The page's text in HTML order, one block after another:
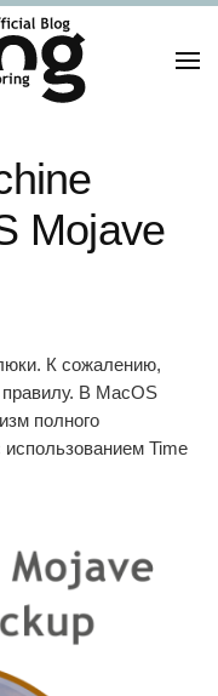
Mojave
К сожалению,
В MacOS
полного
Time